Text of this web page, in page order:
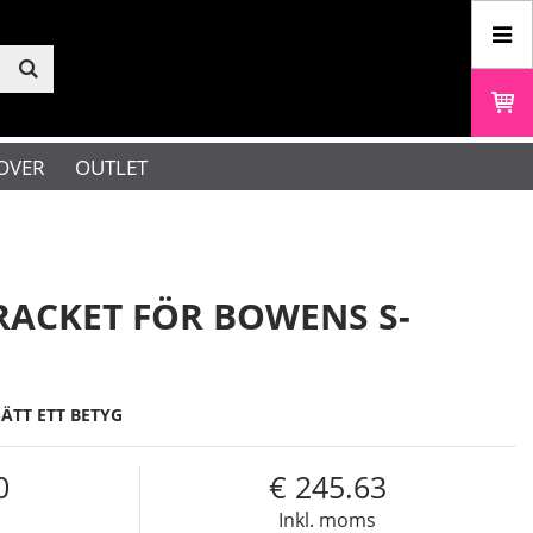
OUTLET
FÖR BOWENS S-
ETT BETYG
Inkl. moms
245.63